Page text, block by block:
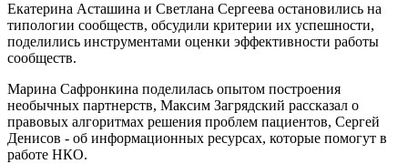
Екатерина Асташина и Светлана Сергеева остановились на
типологии сообществ, обсудили критерии их успешности,
поделились инструментами оценки эффективности работы
сообществ.
Марина Сафронкина поделилась опытом построения
необычных партнерств, Максим Загрядский рассказал о
правовых алгоритмах решения проблем пациентов, Сергей
Денисов - об информационных ресурсах, которые помогут в
работе НКО.